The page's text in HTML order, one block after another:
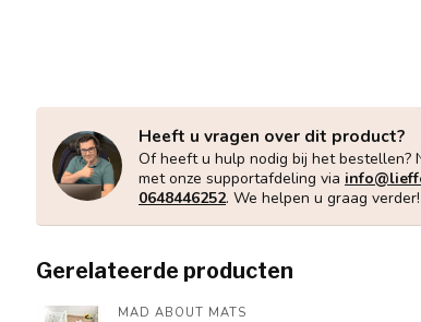
Heeft u vragen over dit product?
Of heeft u hulp nodig bij het bestellen?
met onze supportafdeling via
0648446252. We helpen u graag verder!
Gerelateerde producten
MAD ABOUT MATS